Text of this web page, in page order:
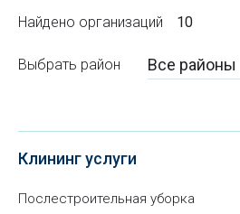
Найдено организаций 10
Выбрать район Все районы
Клининг услуги
Послестроительная уборка